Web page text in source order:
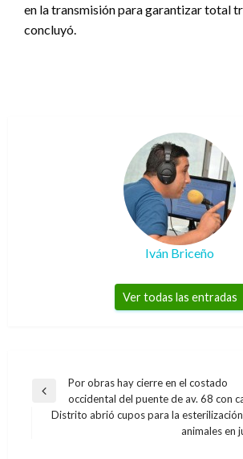
en la transmisión para garantizar total
concluyó.
Iván Briceño
Ver todas las entradas
Navegación
Entrada
anterior
Por obras hay cierre en el costado
occidental del puente de av. 68 con
Distrito abrió cupos para la
animales en